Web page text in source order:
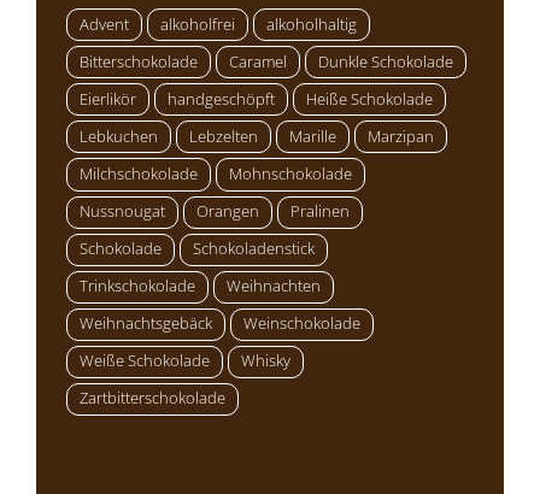
Advent alkoholfrei
alkoholhaltig
Bitterschokolade
Caramel
Dunkle Schokolade
Eierlikör
handgeschöpft
Heiße Schokolade
Lebkuchen
Lebzelten Marille
Marzipan
Milchschokolade
Mohnschokolade
Nussnougat
Orangen
Pralinen
Schokolade
Schokoladenstick
Trinkschokolade
Weihnachten
Weihnachtsgebäck
Weinschokolade
Weiße Schokolade
Whisky
Zartbitterschokolade